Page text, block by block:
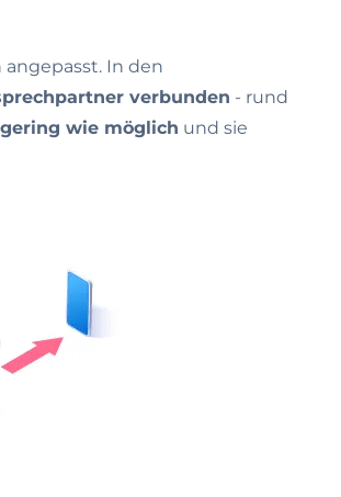
In den
verbunden - rund
wie möglich und sie